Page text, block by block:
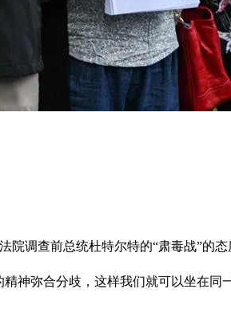
调查前总统杜特尔特的“肃毒战”的态
神弥合分歧，这样我们就可以坐在同